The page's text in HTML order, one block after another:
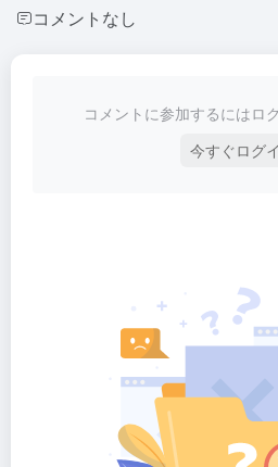
コメントなし
コメントに参加するにはロ
今すぐログ